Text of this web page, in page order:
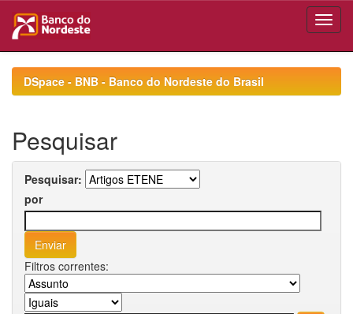
navigationDSpace - BNB - Banco do Nordeste do Brasil
Pesquisar
Pesquisar:
por
Filtros correntes: